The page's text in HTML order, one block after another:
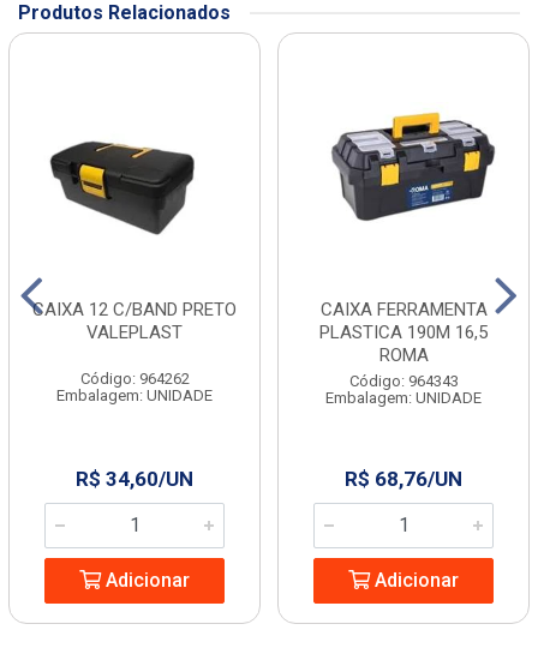
Produtos Relacionados
CAIXA 12 C/BAND PRETO
VALEPLAST
Código: 964262
Embalagem: UNIDADE
R$ 34,60/UN
Adicionar
CAIXA FERRAMENTA
PLASTICA 190M 16,5
ROMA
Código: 964343
Embalagem: UNIDADE
R$ 68,76/UN
Adicionar